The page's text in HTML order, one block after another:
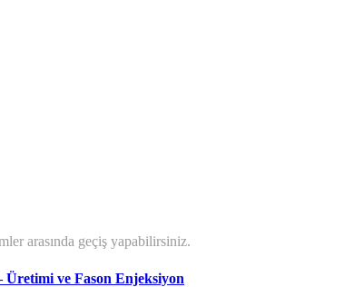
arasında geçiş yapabilirsiniz.
Üretimi ve Fason Enjeksiyon